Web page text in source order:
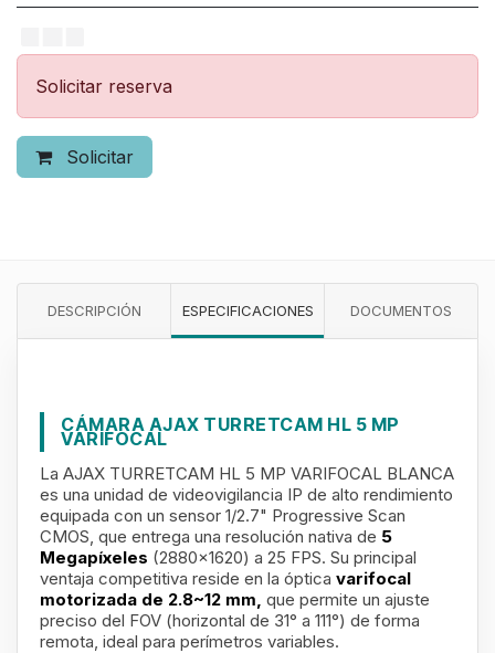
Solicitar reserva
Solicitar
DESCRIPCIÓN ESPECIFICACIONES DOCUMENTOS
CÁMARA AJAX TURRETCAM HL 5 MP
VARIFOCAL
La AJAX TURRETCAM HL 5 MP VARIFOCAL BLANCA
es una unidad de videovigilancia IP de alto rendimiento
equipada con un sensor 1/2.7" Progressive Scan
CMOS, que entrega una resolución nativa de 5
Megapíxeles (2880×1620) a 25 FPS. Su principal
ventaja competitiva reside en la óptica varifocal
motorizada de 2.8~12 mm, que permite un ajuste
preciso del FOV (horizontal de 31° a 111°) de forma
remota, ideal para perímetros variables.